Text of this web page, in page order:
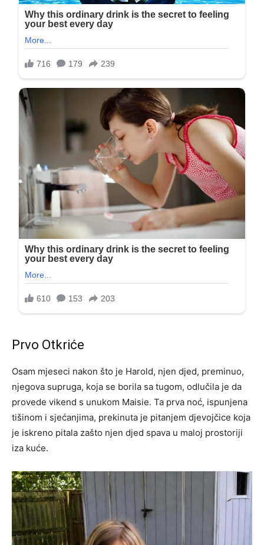
Prvo Otkriće
Osam mjeseci nakon što je Harold, njen djed, preminuo,
njegova supruga, koja se borila sa tugom, odlučila je da
provede vikend s unukom Maisie. Ta prva noć, ispunjena
tišinom i sjećanjima, prekinuta je pitanjem djevojčice koja
je iskreno pitala zašto njen djed spava u maloj prostoriji
iza kuće.